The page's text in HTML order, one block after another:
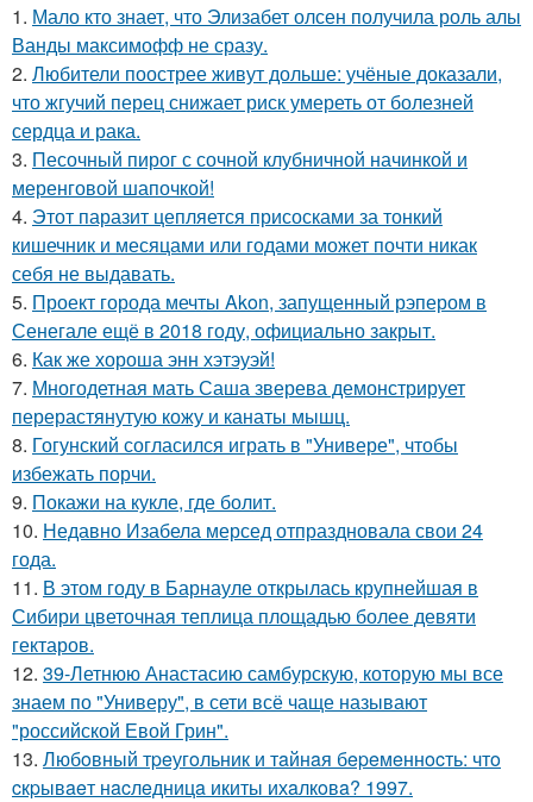
1. Мало кто знает, что Элизабет олсен получила роль алы
Ванды максимофф не сразу.
2. Любители поострее живут дольше: учёные доказали,
что жгучий перец снижает риск умереть от болезней
сердца и рака.
3. Песочный пирог с сочной клубничной начинкой и
меренговой шапочкой!
4. Этот паразит цепляется присосками за тонкий
кишечник и месяцами или годами может почти никак
себя не выдавать.
5. Проект города мечты Akon, запущенный рэпером в
Сенегале ещё в 2018 году, официально закрыт.
6. Как же хороша энн хэтэуэй!
7. Многодетная мать Саша зверева демонстрирует
перерастянутую кожу и канаты мышц.
8. Гогунский согласился играть в "Универе", чтобы
избежать порчи.
9. Покажи на кукле, где болит.
10. Недавно Изабела мерсед отпраздновала свои 24
года.
11. В этом году в Барнауле открылась крупнейшая в
Сибири цветочная теплица площадью более девяти
гектаров.
12. 39-Летнюю Анастасию самбурскую, которую мы все
знаем по "Универу", в сети всё чаще называют
"российской Евой Грин".
13. Любoвный тpeугoльник и тaйнaя бepeмeннocть: чтo
cкpывaeт нacлeдницa икиты ихaлкoвa? 1997.